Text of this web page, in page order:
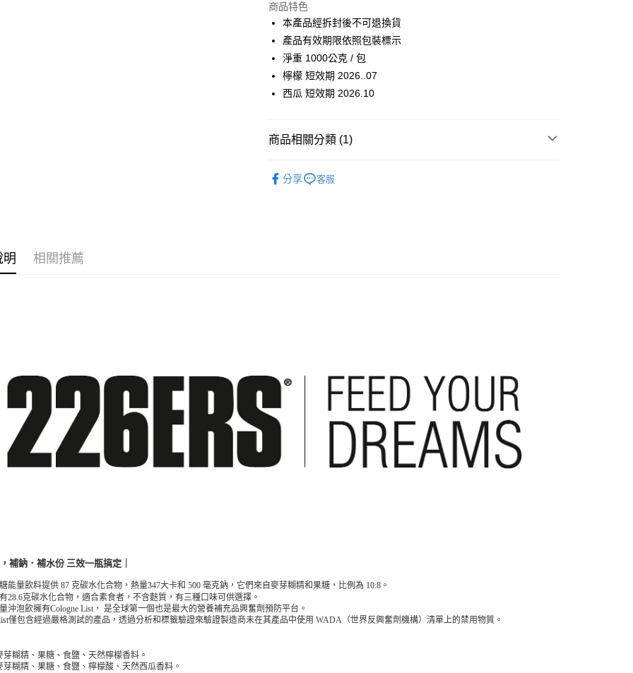
LINE Pay
Apple Pay
Google Pay
全家店到店
付款後全家取貨
商品特色
本產品經拆封後不可退換貨
產品有效期限依照包裝標示
淨重 1000公克 / 包
檸檬 短效期 2026..07
西瓜 短效期 2026.10
商品相關分類 (1)
分享
客服
明 相關推薦
補鈉．補水份 三效一瓶搞定｜
能量飲料提供 87 克碳水化合物，熱量347大卡和 500 毫克鈉，它們來自麥芽糊精和果糖，比例為 10:8 。
28.6克碳水化合物 ，適合素食者，不含麩質，有三種口味可供選擇。
沖泡飲擁有Cologne List， 是全球第一個也是最大的營養補充品興奮劑預防平台。
僅包含經過嚴格測試的產品，透過分析和標籤驗證來驗證製造商未在其產品中使用 WADA（世界反興奮劑機構）清單上的禁用物質。
芽糊精、果糖、食鹽、天然檸檬香料。
芽糊精、果糖、食鹽、檸檬酸、天然西瓜香料。